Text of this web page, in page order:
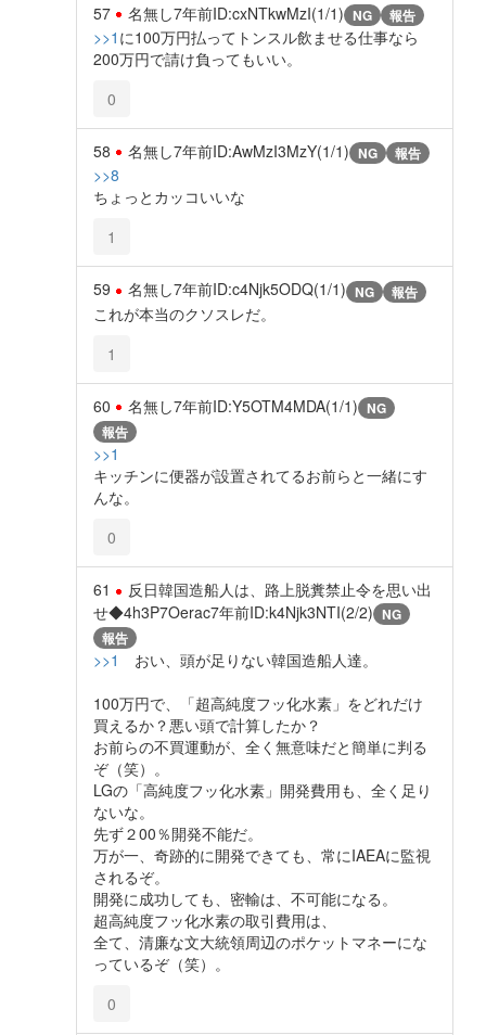
57 名無し7年前ID:cxNTkwMzI(1/1) NG 報告
>>1 に100万円払ってトンスル飲ませる仕事なら
200万円で請け負ってもいい。
0
58 名無し7年前ID:AwMzI3MzY(1/1) NG 報告
>>8
ちょっとカッコいいな
1
59 名無し7年前ID:c4Njk5ODQ(1/1) NG 報告
これが本当のクソスレだ。
1
60 名無し7年前ID:Y5OTM4MDA(1/1) NG
報告
>>1
キッチンに便器が設置されてるお前らと一緒にす
んな。
0
61
反日韓国造船人は、路上脱糞禁止令を思い出
せ◆4h3P7Oerac7年前ID:k4Njk3NTI(2/2) NG
報告
>>1
おい、頭が足りない韓国造船人達。
100万円で、「超高純度フッ化水素」をどれだけ
買えるか？悪い頭で計算したか？
お前らの不買運動が、全く無意味だと簡単に判る
ぞ（笑）。
LGの「高純度フッ化水素」開発費用も、全く足り
ないな。
先ず２00％開発不能だ。
万が一、奇跡的に開発できても、常にIAEAに監視
されるぞ。
開発に成功しても、密輸は、不可能になる。
超高純度フッ化水素の取引費用は、
全て、清廉な文大統領周辺のポケットマネーにな
っているぞ（笑）。
0